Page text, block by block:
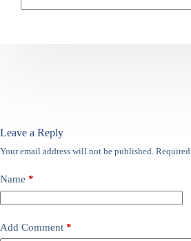
Leave a Reply
Your email address will not be published.
Name *
Add Comment *